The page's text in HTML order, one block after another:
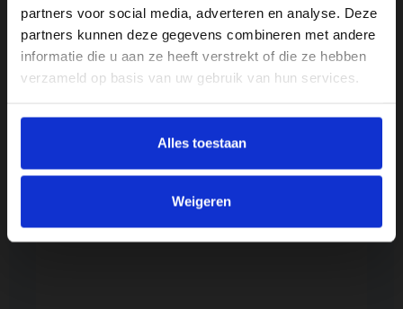
partners voor social media, adverteren en analyse. Deze
partners kunnen deze gegevens combineren met andere
informatie die u aan ze heeft verstrekt of die ze hebben
verzameld op basis van uw gebruik van hun services.
Alles toestaan
Weigeren
Reviews
Lusi